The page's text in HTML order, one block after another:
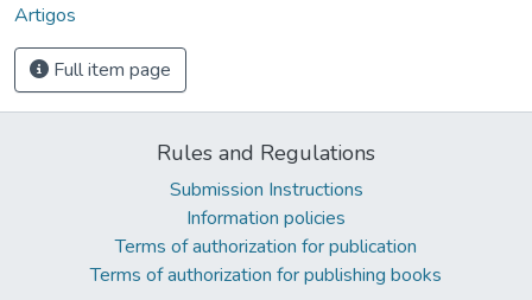
Artigos
Full item page
Rules and Regulations
Submission Instructions
Information policies
Terms of authorization for publication
Terms of authorization for publishing books